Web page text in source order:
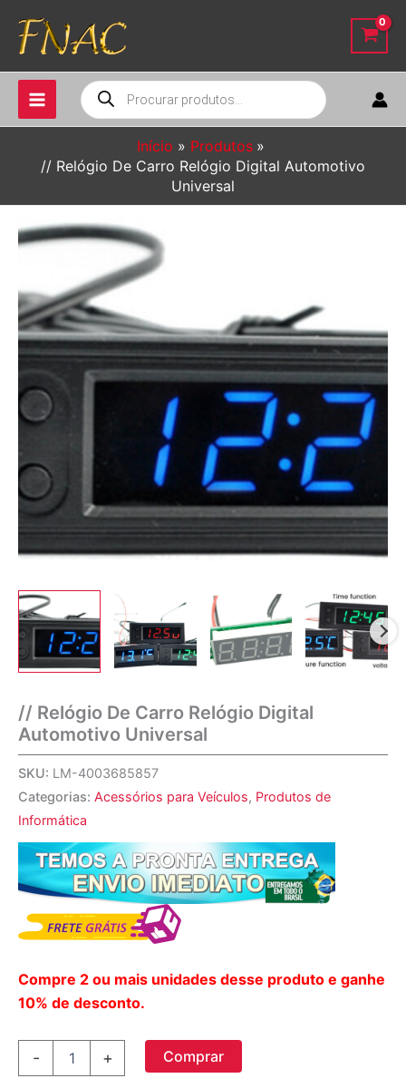
para
conteúdo
Pesquisar
produtos
Início
Produtos
// Relógio De Carro Relógio Digital Automotivo
Universal
// Relógio De Carro Relógio Digital
Automotivo Universal
SKU: LM-4003685857
Categorias: Acessórios para Veículos, Produtos de
Informática
Compre 2 ou mais unidades desse produto e ganhe
10% de desconto.
- + Comprar